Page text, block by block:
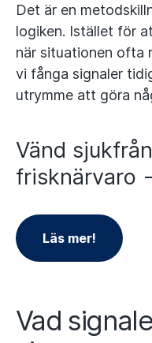
Det är en
logiken. Istället för
när situationen ofta
vi fånga signaler
utrymme att göra
Vänd
frisknärvaro
Läs mer!
Vad